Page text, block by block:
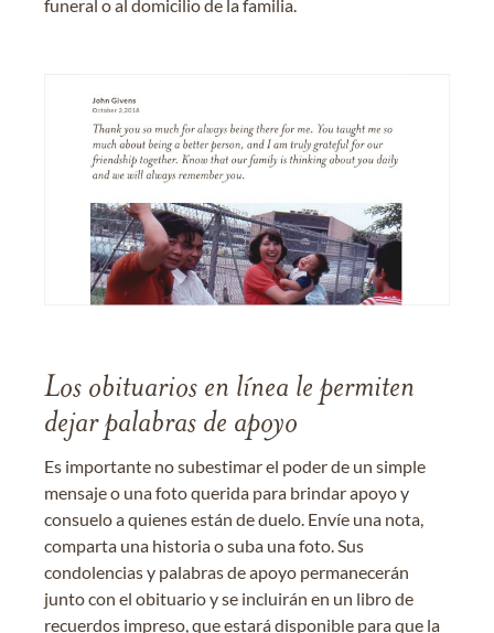
funeral o al domicilio de la familia.
Los obituarios en línea le permiten
dejar palabras de apoyo
Es importante no subestimar el poder de un simple
mensaje o una foto querida para brindar apoyo y
consuelo a quienes están de duelo. Envíe una nota,
comparta una historia o suba una foto. Sus
condolencias y palabras de apoyo permanecerán
junto con el obituario y se incluirán en un libro de
recuerdos impreso, que estará disponible para que la